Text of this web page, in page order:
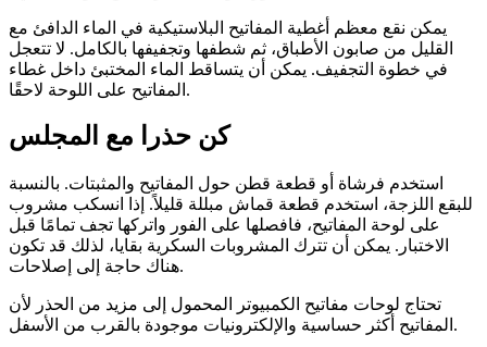
يمكن نقع معظم أغطية المفاتيح البلاستيكية في الماء الدافئ مع
القليل من صابون الأطباق، ثم شطفها وتجفيفها بالكامل. لا تتعجل
في خطوة التجفيف. يمكن أن يتساقط الماء المختبئ داخل غطاء
المفاتيح على اللوحة لاحقًا.
كن حذرا مع المجلس
استخدم فرشاة أو قطعة قطن حول المفاتيح والمثبتات. بالنسبة
للبقع اللزجة، استخدم قطعة قماش مبللة قليلاً. إذا انسكب مشروب
على لوحة المفاتيح، فافصلها على الفور واتركها تجف تمامًا قبل
الاختبار. يمكن أن تترك المشروبات السكرية بقايا، لذلك قد تكون
هناك حاجة إلى إصلاحات.
تحتاج لوحات مفاتيح الكمبيوتر المحمول إلى مزيد من الحذر لأن
المفاتيح أكثر حساسية والإلكترونيات موجودة بالقرب من الأسفل.